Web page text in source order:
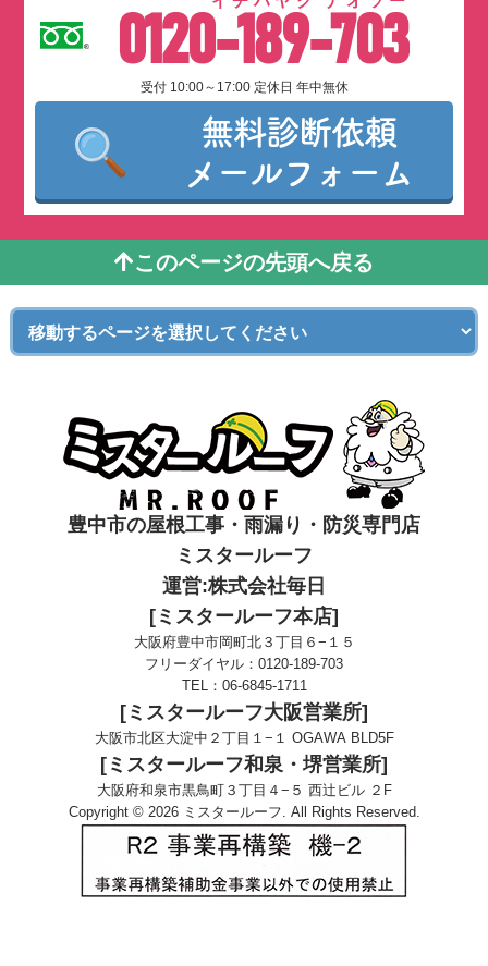
0120-189-703
受付 10:00～17:00 定休日 年中無休
無料診断依頼
メールフォーム
このページの先頭へ戻る
豊中市の屋根工事・雨漏り・防災専門店
ミスタールーフ
運営:株式会社毎日
[ミスタールーフ本店]
大阪府豊中市岡町北３丁目６−１５
フリーダイヤル： 0120-189-703
TEL： 06-6845-1711
[ミスタールーフ大阪営業所]
大阪市北区大淀中２丁目１−１ OGAWA BLD5F
[ミスタールーフ和泉・堺営業所]
大阪府和泉市黒鳥町３丁目４−５ 西辻ビル ２F
Copyright © 2026 ミスタールーフ. All Rights Reserved.